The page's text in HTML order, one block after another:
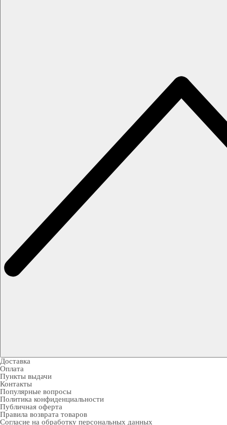
Доставка
Оплата
Пункты выдачи
Контакты
Популярные вопросы
Политика конфиденциальности
Публичная оферта
Правила возврата товаров
Согласие на обработку персональных данных